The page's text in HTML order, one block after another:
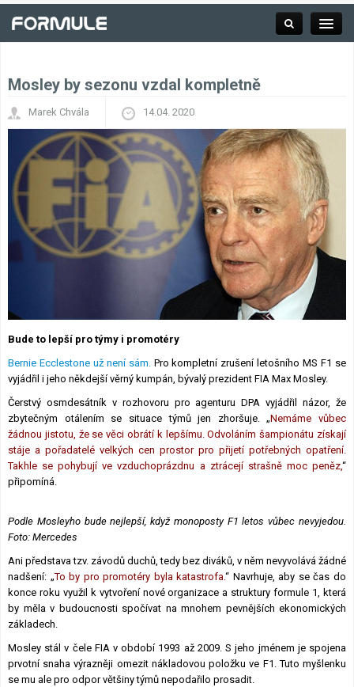
Závodní série
Kalendář F1
Výsledky F1
Týmy a jezdci F1
Lexikon F1
Mosley by sezonu vzdal kompletně
Marek Chvála 14.04. 2020
Bude to lepší pro týmy i promotéry
Bernie Ecclestone už není sám.Pro kompletní zrušení letošního MS F1 se
vyjádřil i jeho někdejší věrný kumpán, bývalý prezident FIA Max Mosley.
Čerstvý osmdesátník v rozhovoru pro agenturu DPA vyjádřil názor, že
zbytečným otálením se situace týmů jen zhoršuje. „Nemáme vůbec
žádnou jistotu, že se věci obrátí k lepšímu. Odvoláním šampionátu získají
stáje a pořadatelé velkých cen prostor pro přijetí potřebných opatření.
Takhle se pohybují ve vzduchoprázdnu a ztrácejí strašně moc peněz,“
připomíná.
Podle Mosleyho bude nejlepší, když monoposty F1 letos vůbec nevyjedou.
Foto: Mercedes
Ani představa tzv. závodů duchů, tedy bez diváků, v něm nevyvolává žádné
nadšení: „To by pro promotéry byla katastrofa.“ Navrhuje, aby se čas do
konce roku využil k vytvoření nové organizace a struktury formule 1, která
by měla v budoucnosti spočívat na mnohem pevnějších ekonomických
základech.
Mosley stál v čele FIA v období 1993 až 2009. S jeho jménem je spojena
prvotní snaha výrazněji omezit nákladovou položku ve F1. Tuto myšlenku
se mu ale pro odpor většiny týmů nepodařilo prosadit.